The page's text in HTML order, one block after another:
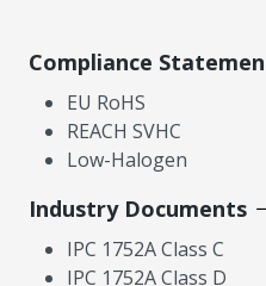
Compliance
EU RoHS
REACH SVHC
Low-Halogen
Industry Documents
IPC 1752A Class C
IPC 1752A Class D